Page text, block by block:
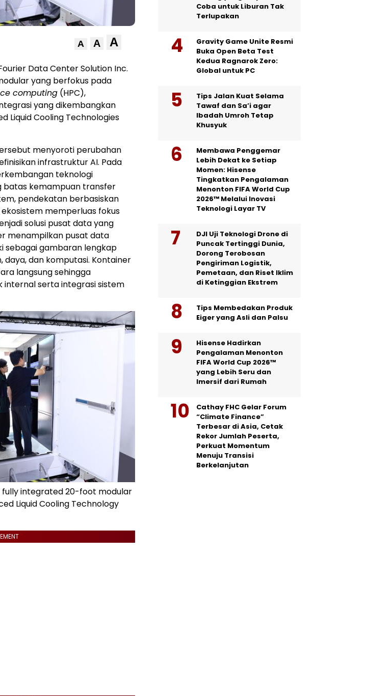
A A A
Data Center Solution Inc.
yang berfokus pada
computing (HPC),
yang dikembangkan
Liquid Cooling Technologies
menyoroti perubahan
infrastruktur AI. Pada
teknologi
kemampuan transfer
pendekatan berbasiskan
memperluas fokus
solusi pusat data yang
menampilkan pusat data
sebagai gambaran lengkap
daya, dan komputasi. Kontainer
langsung sehingga
serta integrasi sistem
fully integrated 20-foot modular
Liquid Cooling Technology
Coba untuk Liburan Tak
Terlupakan
Gravity Game Unite Resmi
Buka Open Beta Test
Kedua Ragnarok Zero:
Global untuk PC
Tips Jalan Kuat Selama
Tawaf dan Sa’i agar
Ibadah Umroh Tetap
Khusyuk
Membawa Penggemar
Lebih Dekat ke Setiap
Momen: Hisense
Tingkatkan Pengalaman
Menonton FIFA World Cup
2026™ Melalui Inovasi
Teknologi Layar TV
DJI Uji Teknologi Drone di
Puncak Tertinggi Dunia,
Dorong Terobosan
Pengiriman Logistik,
Pemetaan, dan Riset Iklim
di Ketinggian Ekstrem
Tips Membedakan Produk
Eiger yang Asli dan Palsu
Hisense Hadirkan
Pengalaman Menonton
FIFA World Cup 2026™
yang Lebih Seru dan
Imersif dari Rumah
Cathay FHC Gelar Forum
“Climate Finance”
Terbesar di Asia, Cetak
Rekor Jumlah Peserta,
Perkuat Momentum
Menuju Transisi
Berkelanjutan